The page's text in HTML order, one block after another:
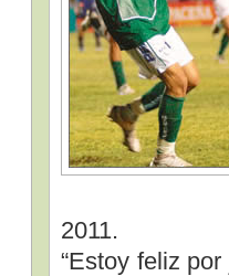
2011.
“Estoy feliz